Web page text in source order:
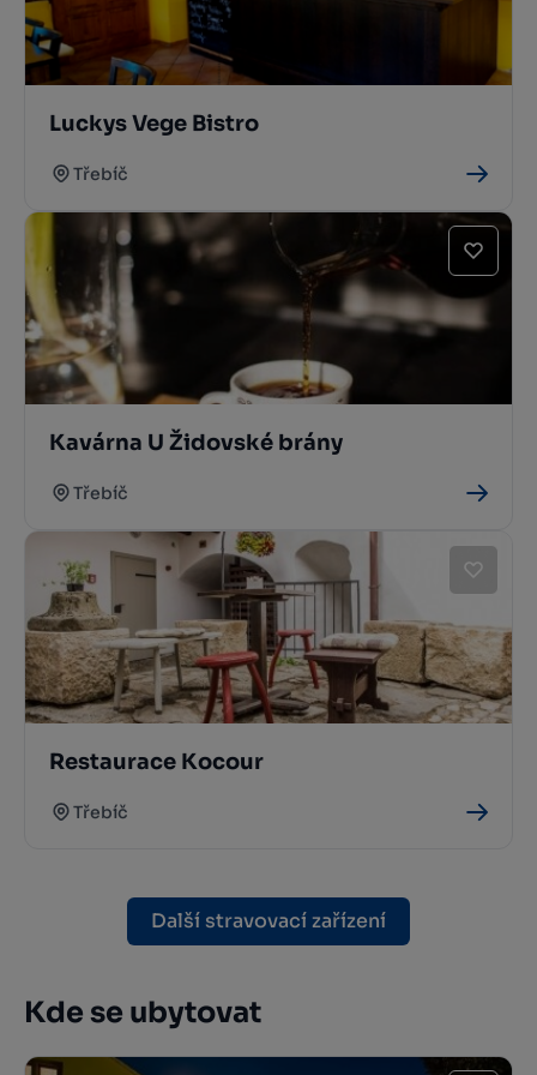
Luckys Vege Bistro
Třebíč
Kavárna U Židovské brány
Třebíč
Restaurace Kocour
Třebíč
Další stravovací zařízení
Kde se ubytovat